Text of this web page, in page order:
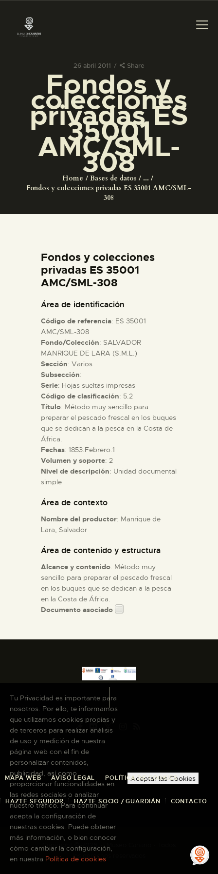
26 abril 2011 Share
Fondos y
colecciones
privadas ES
35001
AMC/SML-
308
Home Bases de datos
...
Fondos y colecciones privadas ES 35001 AMC/SML-
308
PREPARAR LA VISITA
ACTIVIDADES
█
EL MUSEO
COLECCIONES
ESPAÑOL
PREPARAR LA VISITA
█
EL MUSEO
COLECCIONES
DIDÁCTICA
ESPAÑOL
Fondos y colecciones
privadas ES 35001
AMC/SML-308
Área de identificación
Código de referencia: ES 35001
AMC/SML-308
Fondo/Colección: SALVADOR
MANRIQUE DE LARA (S.M.L.)
Sección: Varios
Subsección:
Serie: Hojas sueltas impresas
Código de clasificación: 5.2
Título: Método muy sencillo para
preparar el pescado frescal en los buques
que se dedican a la pesca en la Costa de
África.
Fechas: 1853.Febrero.1
Volumen y soporte: 2
Nivel de descripción: Unidad documental
simple
Área de contexto
Nombre del productor: Manrique de
Lara, Salvador
Área de contenido y estructura
Alcance y contenido: Método muy
sencillo para preparar el pescado frescal
en los buques que se dedican a la pesca
en la Costa de África.
Documento asociado
MAPA WEB AVISO LEGAL POLÍTICA DE COOKIES
HAZTE SEGUIDOR HAZTE SOCIO / GUARDIÁN CONTACTO
Copyright © 2026 El Museo Canario · Todos
los derechos reservados
Tu Privacidad es importante para
nosotros. Por ello, te informamos
que utilizamos cookies propias y
de terceros para realizar análisis
de uso y medición de nuestra
página web con el fin de
personalizar contenidos,
publicidad, así como
proporcionar funcionalidades en
las redes sociales o analizar
nuestro tráfico. Para continuar
acepta la configuración de
nuestras cookies. Puede obtener
más información, o bien conocer
cómo cambiar la configuración,
en nuestra Política de cookies
Aceptar las Cookies